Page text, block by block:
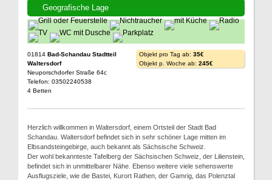
Geografische Lage
01814 Bad-Schandau Stadtteil
Waltersdorf
Neuporschdorfer Straße 64c
Telefon: 03502240538
4 Betten
Objekt pro Tag ab: 35€
Objekt p. Woche ab: 245€
Herzlich willkommen in Waltersdorf, einem Ortsteil der Stadt Bad
Schandau. Waltersdorf befindet sich in sehr schöner Lage mitten im
Elbsandsteingebirge, auch bekannt als Sächsische Schweiz.
Der wohl bekannteste Tafelberg der Sächsischen Schweiz, der Lilienstein,
befindet sich in unmittelbarer Nähe. Ebenso weitere viele sehenswerte
Ausflugsziele, wie die Bastei, Kurort Rathen, der Gamrig, das Polenztal